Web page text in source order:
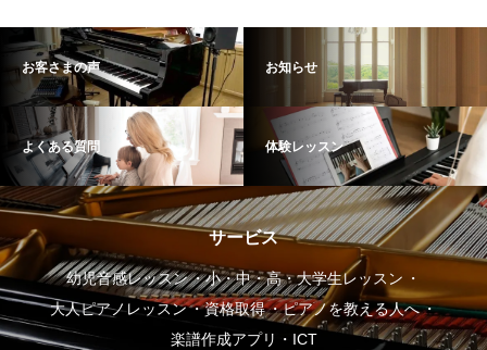
お客さまの声 お知らせ
よくある質問 体験レッスン
サービス
幼児音感レッスン
小・中・高・大学生レッスン
大人ピアノレッスン
資格取得
ピアノを教える人へ
楽譜作成アプリ・ICT